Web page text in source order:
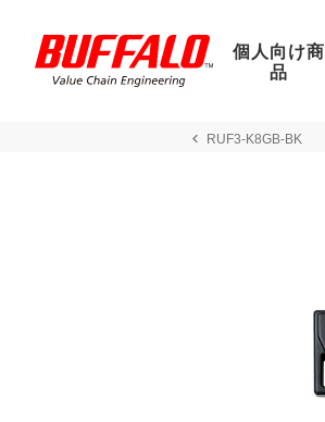
個人向け商
品
RUF3-K8GB-BK